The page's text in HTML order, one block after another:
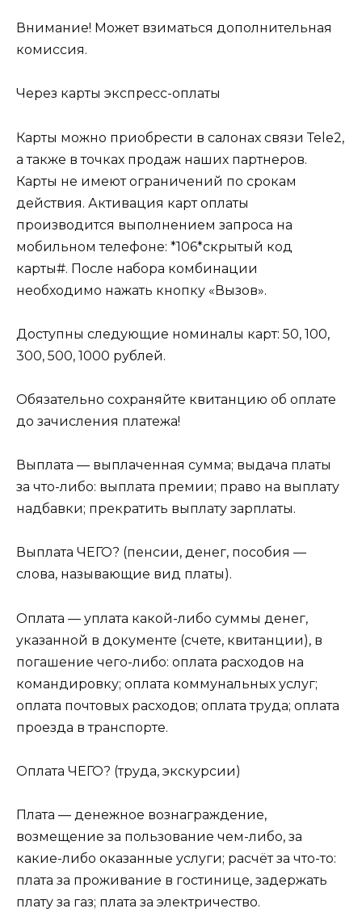
Внимание! Может взиматься дополнительная
комиссия.
Через карты экспресс-оплаты
Карты можно приобрести в салонах связи Теle2,
а также в точках продаж наших партнеров.
Карты не имеют ограничений по срокам
действия. Активация карт оплаты
производится выполнением запроса на
мобильном телефоне: *106*скрытый код
карты#. После набора комбинации
необходимо нажать кнопку «Вызов».
Доступны следующие номиналы карт: 50, 100,
300, 500, 1000 рублей.
Обязательно сохраняйте квитанцию об оплате
до зачисления платежа!
Выплата — выплаченная сумма; выдача платы
за что-либо: выплата премии; право на выплату
надбавки; пре­кратить выплату зарплаты.
Выплата ЧЕГО? (пенсии, денег, пособия —
слова, называющие вид платы).
Оплата — уплата какой-либо суммы денег,
указанной в документе (счете, квитанции), в
погашение чего-либо: оплата расходов на
командировку; оплата коммунальных услуг;
оплата почтовых расходов; оплата труда; оплата
проезда в транспорте.
Оплата ЧЕГО? (труда, экскурсии)
Плата — денежное вознаграждение,
возмещение за пользование чем-либо, за
какие-либо оказанные ус­луги; расчёт за что-то:
плата за проживание в гостинице, задержать
плату за газ; плата за электриче­ство.